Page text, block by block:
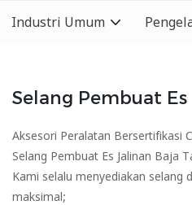
Industri Umum
Selang Pembuat Es
Aksesori Peralatan Bersertifikasi
Selang Pembuat Es Jalinan Baja
Kami selalu menyediakan selang
maksimal;